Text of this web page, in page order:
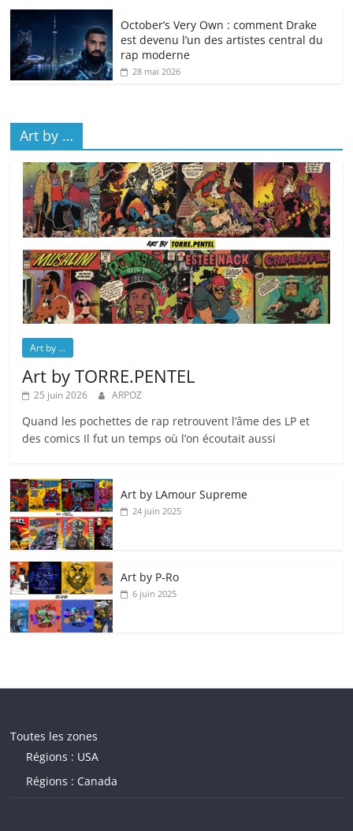
October’s Very Own : comment Drake
est devenu l’un des artistes central du
rap moderne
28 mai 2026
Art by …
Art by ...
Art by TORRE.PENTEL
25 juin 2026 ARPOZ
Quand les pochettes de rap retrouvent l’âme des LP et
des comics Il fut un temps où l’on écoutait aussi
Art by LAmour Supreme
24 juin 2025
Art by P‑Ro
6 juin 2025
Toutes les zones
Régions : USA
Régions : Canada